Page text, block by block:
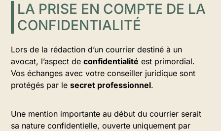
LA PRISE EN COMPTE DE LA
CONFIDENTIALITÉ
Lors de la rédaction d’un courrier destiné à un
avocat, l’aspect de confidentialité est primordial.
Vos échanges avec votre conseiller juridique sont
protégés par le secret professionnel.
Une mention importante au début du courrier serait
sa nature confidentielle, ouverte uniquement par